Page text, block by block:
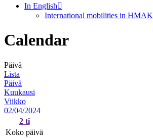
In English
International mobilities in HMAK
Calendar
Päivä
Lista
Päivä
Kuukausi
Viikko
02/04/2024
2 ti
Koko päivä